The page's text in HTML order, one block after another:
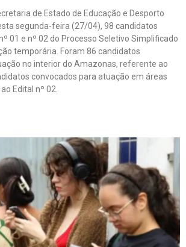
de Estado de Educação e Desporto
segunda-feira (27/04), 98 candidatos
01 e nº 02 do Processo Seletivo Simplificado
temporária. Foram 86 candidatos
no interior do Amazonas, referente ao
convocados para atuação em áreas
Edital nº 02.